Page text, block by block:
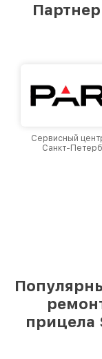
Сервисный
Санкт-
прицела